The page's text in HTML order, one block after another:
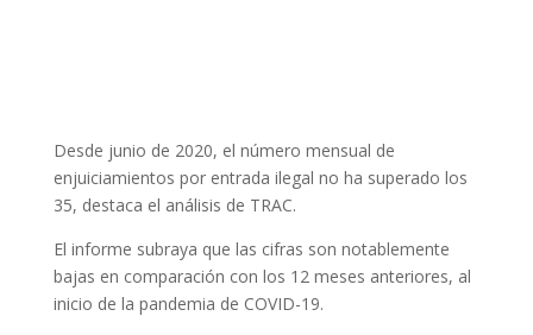
Desde junio de 2020, el número mensual de
enjuiciamientos por entrada ilegal no ha superado los
35, destaca el análisis de TRAC.
El informe subraya que las cifras son notablemente
bajas en comparación con los 12 meses anteriores, al
inicio de la pandemia de COVID-19.